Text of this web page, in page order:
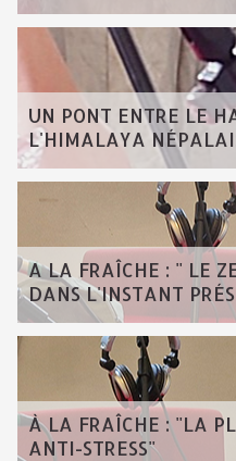
UN PONT ENTRE LE
L'HIMALAYA
A LA FRAÎCHE : " LE
DANS L'INSTANT
À LA FRAÎCHE : "LA
ANTI-STRESS"